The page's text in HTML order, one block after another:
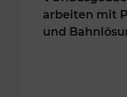
arbeiten mit
und